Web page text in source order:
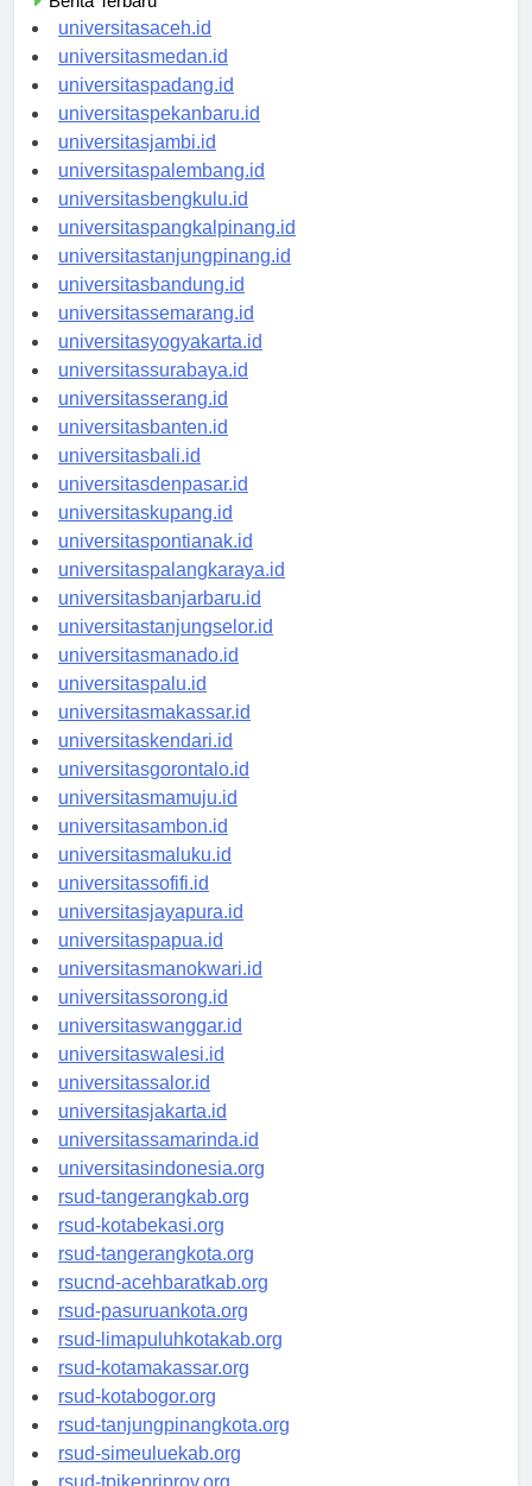
Berita Terbaru
universitasaceh.id
universitasmedan.id
universitaspadang.id
universitaspekanbaru.id
universitasjambi.id
universitaspalembang.id
universitasbengkulu.id
universitaspangkalpinang.id
universitastanjungpinang.id
universitasbandung.id
universitassemarang.id
universitasyogyakarta.id
universitassurabaya.id
universitasserang.id
universitasbanten.id
universitasbali.id
universitasdenpasar.id
universitaskupang.id
universitaspontianak.id
universitaspalangkaraya.id
universitasbanjarbaru.id
universitastanjungselor.id
universitasmanado.id
universitaspalu.id
universitasmakassar.id
universitaskendari.id
universitasgorontalo.id
universitasmamuju.id
universitasambon.id
universitasmaluku.id
universitassofifi.id
universitasjayapura.id
universitaspapua.id
universitasmanokwari.id
universitassorong.id
universitaswanggar.id
universitaswalesi.id
universitassalor.id
universitasjakarta.id
universitassamarinda.id
universitasindonesia.org
rsud-tangerangkab.org
rsud-kotabekasi.org
rsud-tangerangkota.org
rsucnd-acehbaratkab.org
rsud-pasuruankota.org
rsud-limapuluhkotakab.org
rsud-kotamakassar.org
rsud-kotabogor.org
rsud-tanjungpinangkota.org
rsud-simeuluekab.org